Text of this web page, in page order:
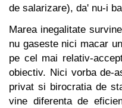
de salarizare), da' nu-i
Marea inegalitate
nu gaseste nici macar
pe cel mai relativ-
obiectiv. Nici vorba de-
privat si birocratia de
vine diferenta de